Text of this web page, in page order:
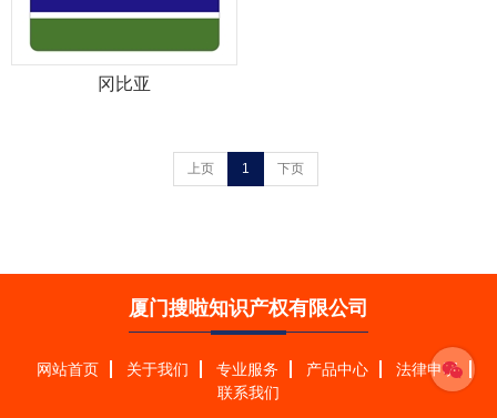
冈比亚
上页 1 下页
厦门搜啦知识产权有限公司
网站首页 关于我们 专业服务 产品中心
法律申明
联系我们